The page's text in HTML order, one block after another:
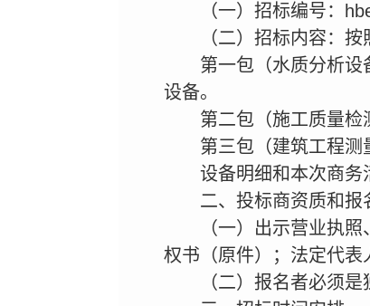
（一）招标编号：
（二）招标内容：
第一包（水质分析
设备。
第二包（施工质量检
第三包（建筑工程测
设备明细和本次商务
二、投标商资质和
（一）出示营业执
权书（原件）；法定代表
（二）报名者必须